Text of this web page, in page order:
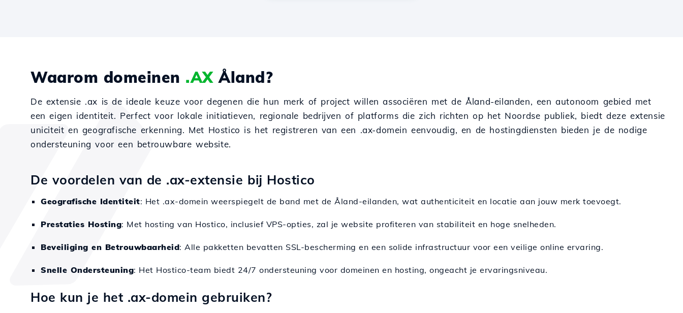
Waarom domeinen .AXÅland?
De extensie .ax is de ideale keuze voor degenen die hun merk of project willen associëren met de Åland-eilanden, een autonoom gebied met
een eigen identiteit. Perfect voor lokale initiatieven, regionale bedrijven of platforms die zich richten op het Noordse publiek, biedt deze extensie
uniciteit en geografische erkenning. Met Hostico is het registreren van een .ax-domein eenvoudig, en de hostingdiensten bieden je de nodige
ondersteuning voor een betrouwbare website.
De voordelen van de .ax-extensie bij Hostico
Geografische Identiteit: Het .ax-domein weerspiegelt de band met de Åland-eilanden, wat authenticiteit en locatie aan jouw merk toevoegt.
Prestaties Hosting: Met hosting van Hostico, inclusief VPS-opties, zal je website profiteren van stabiliteit en hoge snelheden.
Beveiliging en Betrouwbaarheid: Alle pakketten bevatten SSL-bescherming en een solide infrastructuur voor een veilige online ervaring.
Snelle Ondersteuning: Het Hostico-team biedt 24/7 ondersteuning voor domeinen en hosting, ongeacht je ervaringsniveau.
Hoe kun je het .ax-domein gebruiken?